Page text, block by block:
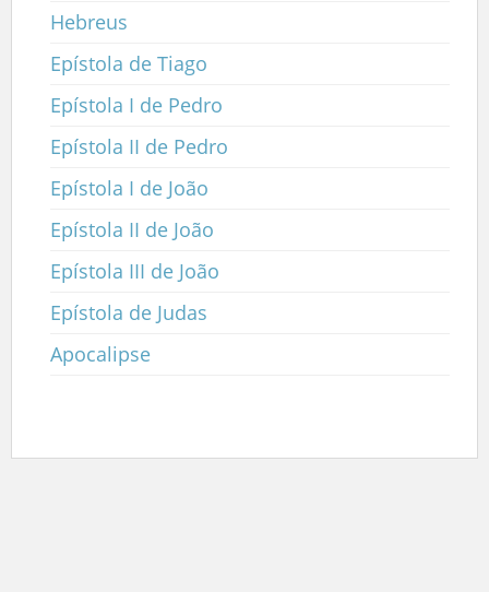
Hebreus
Epístola de Tiago
Epístola I de Pedro
Epístola II de Pedro
Epístola I de João
Epístola II de João
Epístola III de João
Epístola de Judas
Apocalipse